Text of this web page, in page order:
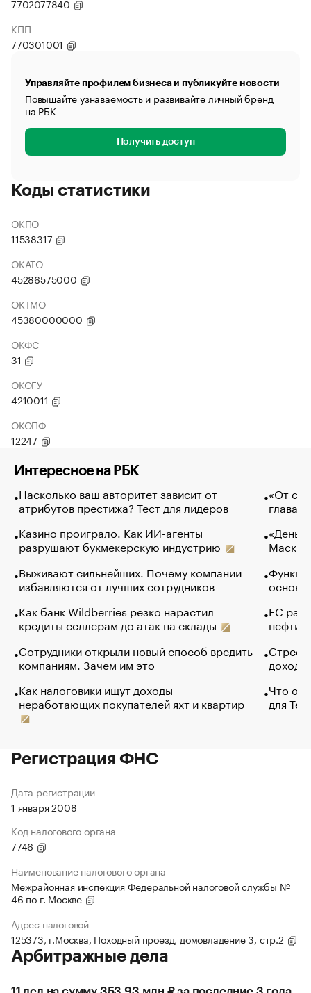
7702077840
КПП
770301001
Управляйте профилем бизнеса и публикуйте новости
Повышайте узнаваемость и развивайте личный бренд
на РБК
Получить доступ
Коды статистики
ОКПО
11538317
ОКАТО
45286575000
ОКТМО
45380000000
ОКФС
31
ОКОГУ
4210011
ОКОПФ
12247
Интересное на РБК
Насколько ваш авторитет зависит от
атрибутов престижа? Тест для лидеров
Казино проиграло. Как ИИ-агенты
разрушают букмекерскую индустрию
Выживают сильнейших. Почему компании
избавляются от лучших сотрудников
Как банк Wildberries резко нарастил
кредиты селлерам до атак на склады
Сотрудники открыли новый способ вредить
компаниям. Зачем им это
Как налоговики ищут доходы
неработающих покупателей яхт и квартир
«От
глава
Маск в
основ
ЕС
нефти
Что
для
Регистрация ФНС
Дата регистрации
1 января 2008
Код налогового органа
7746
Наименование налогового органа
Межрайонная инспекция Федеральной налоговой службы №
46 по г. Москве
Адрес налоговой
125373, г.Москва, Походный проезд, домовладение 3, стр.2
Арбитражные дела